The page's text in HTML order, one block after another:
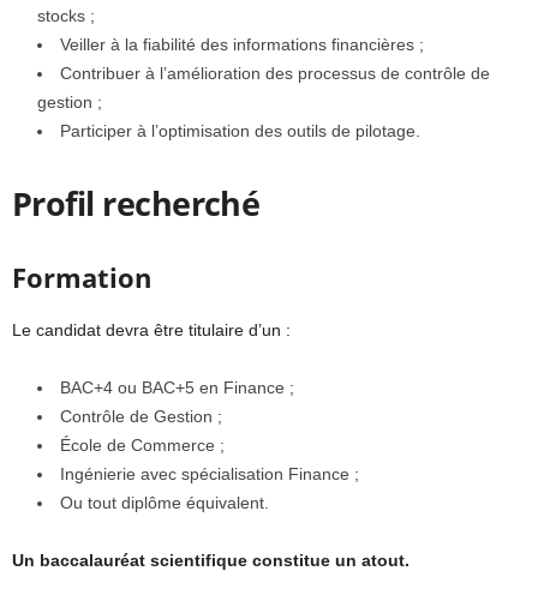
stocks ;
Veiller à la fiabilité des informations financières ;
Contribuer à l’amélioration des processus de contrôle de
gestion ;
Participer à l’optimisation des outils de pilotage.
Profil recherché
Formation
Le candidat devra être titulaire d’un :
BAC+4 ou BAC+5 en Finance ;
Contrôle de Gestion ;
École de Commerce ;
Ingénierie avec spécialisation Finance ;
Ou tout diplôme équivalent.
Un baccalauréat scientifique constitue un atout.